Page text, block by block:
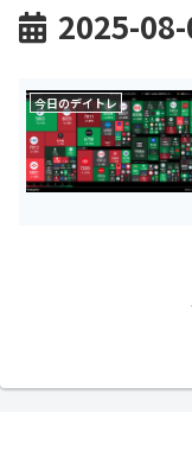
2025-
今日のデイトレ